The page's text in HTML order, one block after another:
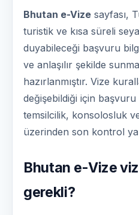
Bhutan e-Vize sayfası,
turistik ve kısa süreli
duyabileceği başvuru
ve anlaşılır şekilde
hazırlanmıştır. Vize
değişebildiği için
temsilcilik, konsolosluk
üzerinden son kontrol
Bhutan e-Vize
gerekli?